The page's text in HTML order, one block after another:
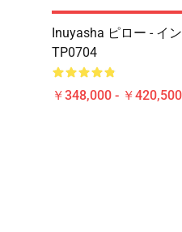
Inuyasha ピロー - イ
TP0704
￥348,000 - ￥420,500